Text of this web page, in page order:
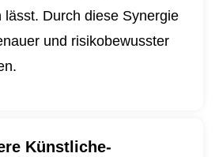
lässt. Durch diese Synergie
und risikobewusster
Künstliche-